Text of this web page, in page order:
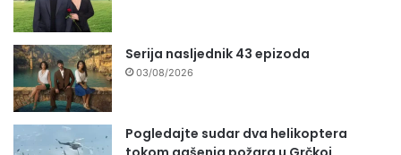
Serija nasljednik 43 epizoda
03/08/2026
Pogledajte sudar dva helikoptera